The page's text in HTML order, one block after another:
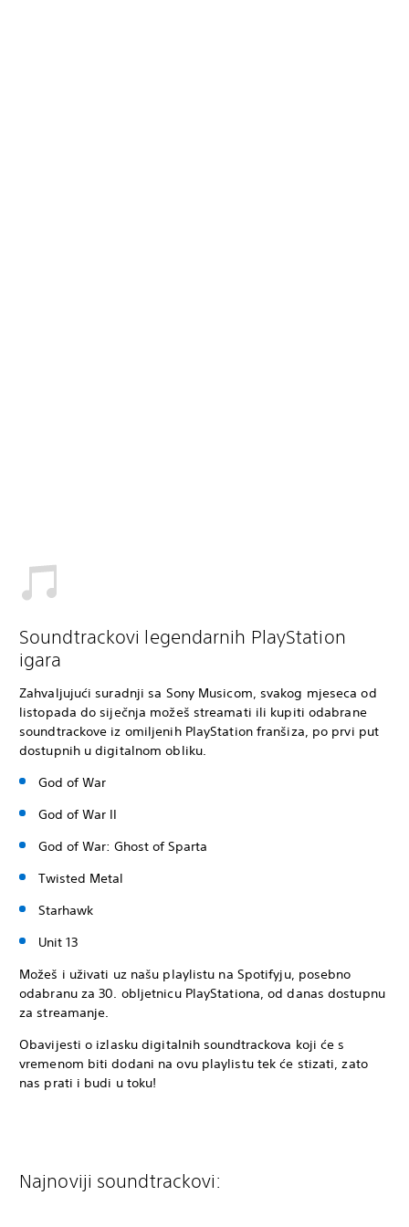
Soundtrackovi legendarnih PlayStation
igara
Zahvaljujući suradnji sa Sony Musicom, svakog mjeseca od
listopada do siječnja možeš streamati ili kupiti odabrane
soundtrackove iz omiljenih PlayStation franšiza, po prvi put
dostupnih u digitalnom obliku.
God of War
God of War II
God of War: Ghost of Sparta
Twisted Metal
Starhawk
Unit 13
Možeš i uživati uz našu playlistu na Spotifyju, posebno
odabranu za 30. obljetnicu PlayStationa, od danas dostupnu
za streamanje.
Obavijesti o izlasku digitalnih soundtrackova koji će s
vremenom biti dodani na ovu playlistu tek će stizati, zato
nas prati i budi u toku!
Najnoviji soundtrackovi: